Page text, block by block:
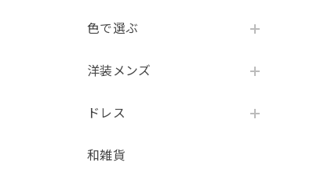
色で選ぶ
洋装メンズ
ドレス
和雑貨